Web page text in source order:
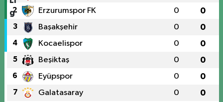
2 Erzurumspor FK 0 0
3 Başakşehir 0 0
4 Kocaelispor 0 0
5 Beşiktaş 0 0
6 Eyüpspor 0 0
7 Galatasaray 0 0